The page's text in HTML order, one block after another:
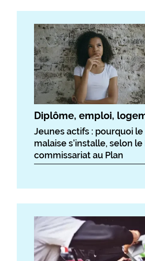
Diplôme, emploi,
Jeunes actifs : pourquoi le
malaise s'installe, selon le
commissariat au Plan